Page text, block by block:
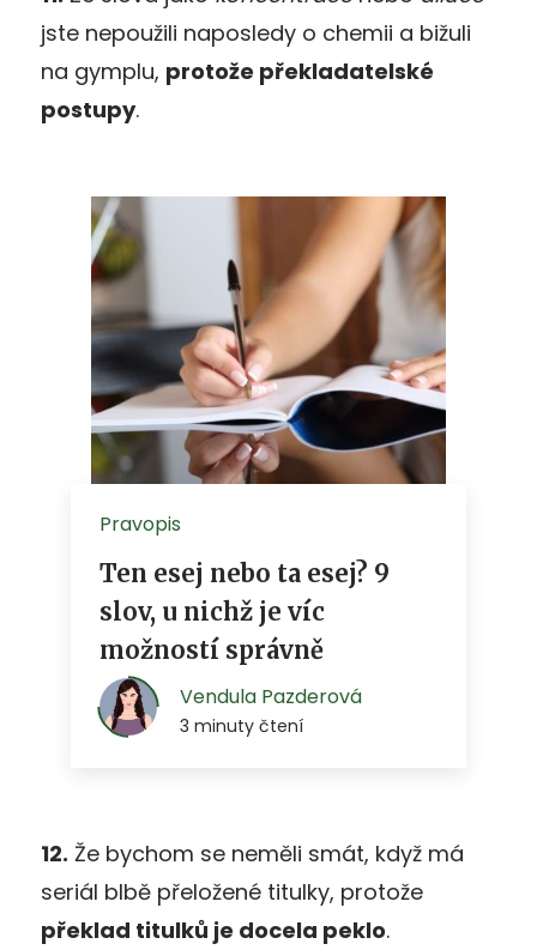
jste nepoužili naposledy o chemii a bižuli
na gymplu, protože překladatelské
postupy.
12. Že bychom se neměli smát, když má
seriál blbě přeložené titulky, protože
překlad titulků je docela peklo.